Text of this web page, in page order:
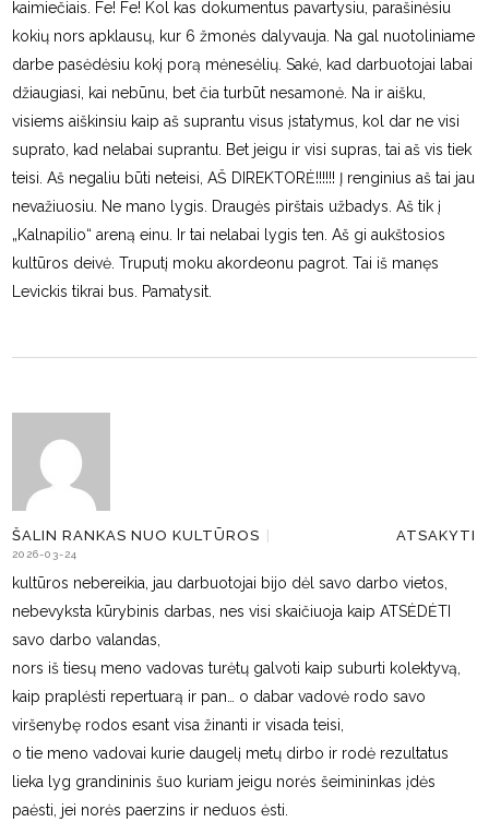
kaimiečiais. Fe! Fe! Kol kas dokumentus pavartysiu, parašinėsiu
kokių nors apklausų, kur 6 žmonės dalyvauja. Na gal nuotoliniame
darbe pasėdėsiu kokį porą mėnesėlių. Sakė, kad darbuotojai labai
džiaugiasi, kai nebūnu, bet čia turbūt nesamonė. Na ir aišku,
visiems aiškinsiu kaip aš suprantu visus įstatymus, kol dar ne visi
suprato, kad nelabai suprantu. Bet jeigu ir visi supras, tai aš vis tiek
teisi. Aš negaliu būti neteisi, AŠ DIREKTORĖ!!!!!! Į renginius aš tai jau
nevažiuosiu. Ne mano lygis. Draugės pirštais užbadys. Aš tik į
„Kalnapilio“ areną einu. Ir tai nelabai lygis ten. Aš gi aukštosios
kultūros deivė. Truputį moku akordeonu pagrot. Tai iš manęs
Levickis tikrai bus. Pamatysit.
ŠALIN RANKAS NUO KULTŪROS
2026-03-24
ATSAKYTI
kultūros nebereikia, jau darbuotojai bijo dėl savo darbo vietos,
nebevyksta kūrybinis darbas, nes visi skaičiuoja kaip ATSĖDĖTI
savo darbo valandas,
nors iš tiesų meno vadovas turėtų galvoti kaip suburti kolektyvą,
kaip praplėsti repertuarą ir pan… o dabar vadovė rodo savo
viršenybę rodos esant visa žinanti ir visada teisi,
o tie meno vadovai kurie daugelį metų dirbo ir rodė rezultatus
lieka lyg grandininis šuo kuriam jeigu norės šeimininkas įdės
paėsti, jei norės paerzins ir neduos ėsti.